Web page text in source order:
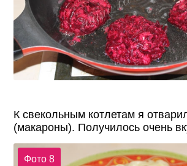
К свекольным котлетам я
(макароны). Получилось очень
Фото 8